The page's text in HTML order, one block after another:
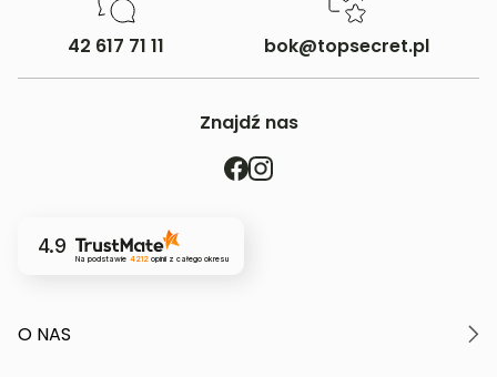
42 617 71 11 bok@topsecret.pl
Znajdź nas
4.9
Na podstawie 4212opinii z całego okresu
O NAS